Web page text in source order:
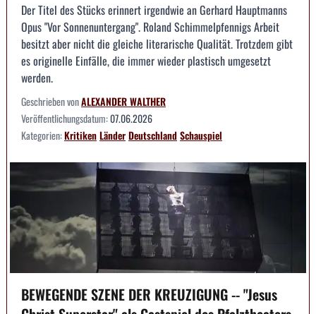
Der Titel des Stücks erinnert irgendwie an Gerhard Hauptmanns
Opus "Vor Sonnenuntergang". Roland Schimmelpfennigs Arbeit
besitzt aber nicht die gleiche literarische Qualität. Trotzdem gibt
es originelle Einfälle, die immer wieder plastisch umgesetzt
werden.
Geschrieben vonALEXANDER WALTHER
Veröffentlichungsdatum:07.06.2026
Kategorien:KritikenLänderDeutschlandSchauspiel
BEWEGENDE SZENE DER KREUZIGUNG -- "Jesus